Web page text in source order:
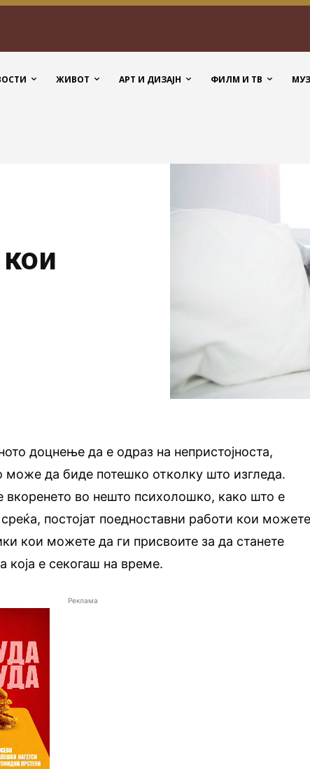
ЖИВОТ АРТ И ДИЗАЈН ФИЛМ И ТВ
доцнење да е одраз на непристојноста,
може да биде потешко отколку што изгледа.
вкоренето во нешто психолошко, како што е
постојат поедноставни работи кои
кои можете да ги присвоите за да станете
која е секогаш на време.
Реклама